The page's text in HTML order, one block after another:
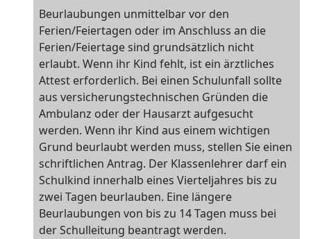
Beurlaubungen unmittelbar vor den
Ferien/Feiertagen oder im Anschluss an die
Ferien/Feiertage sind grundsätzlich nicht
erlaubt. Wenn ihr Kind fehlt, ist ein ärztliches
Attest erforderlich. Bei einen Schulunfall sollte
aus versicherungstechnischen Gründen die
Ambulanz oder der Hausarzt aufgesucht
werden. Wenn ihr Kind aus einem wichtigen
Grund beurlaubt werden muss, stellen Sie einen
schriftlichen Antrag. Der Klassenlehrer darf ein
Schulkind innerhalb eines Vierteljahres bis zu
zwei Tagen beurlauben. Eine längere
Beurlaubungen von bis zu 14 Tagen muss bei
der Schulleitung beantragt werden.